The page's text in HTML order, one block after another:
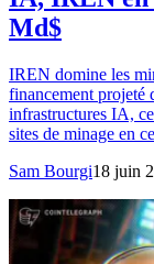
Md$
IREN domine les
financement projeté
infrastructures IA,
sites de minage en
Sam Bourgi18 juin